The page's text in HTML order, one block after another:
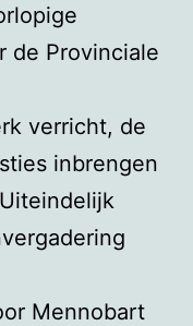
de Provinciale
verricht, de
inbrengen
Mennobart